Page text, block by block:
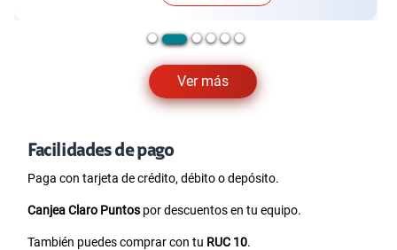
Ver más
Facilidades de pago
Paga con tarjeta de crédito, débito o depósito.
Canjea Claro Puntos por descuentos en tu equipo.
También puedes comprar con tu RUC 10.